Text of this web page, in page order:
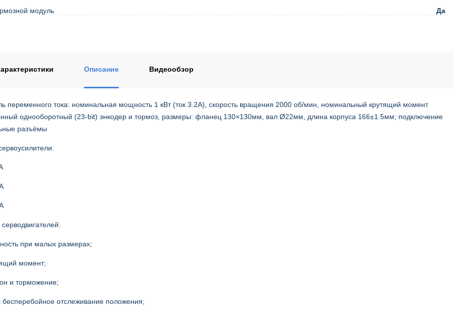
модуль Да
Описание Видеообзор
переменного тока: номинальная мощность 1 кВт (ток 3.2A), скорость вращения 2000 об/мин, номинальный крутящий момент
однооборотный (23-bit) энкодер и тормоз, размеры: фланец 130×130мм, вал Ø22мм, длина корпуса 166±1.5мм; подключение
разъёмы
при малых размерах;
момент;
и торможение;
бесперебойное отслеживание положения;